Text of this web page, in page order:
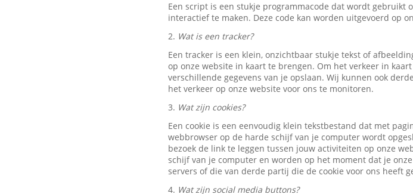
Een script is een stukje programmacode dat wordt gebruikt
interactief te maken. Deze code kan worden uitgevoerd op
2. Wat is een tracker?
Een tracker is een klein, onzichtbaar stukje tekst of
op onze website in kaart te brengen. Om het verkeer in
verschillende gegevens van je opslaan. Wij kunnen ook
het verkeer op onze website voor ons te monitoren.
3. Wat zijn cookies?
Een cookie is een eenvoudig klein tekstbestand dat met
webbrowser op de harde schijf van je computer wordt
bezoek de link te leggen tussen jouw activiteiten op onze
schijf van je computer en worden op het moment dat je
servers of die van derde partij die de cookie voor ons heeft
4. Wat zijn social media buttons?